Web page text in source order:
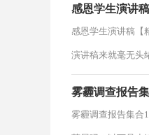
感恩学生演讲稿
感恩学生演讲稿【
演讲稿来就毫无头
雾霾调查报告
雾霾调查报告集合